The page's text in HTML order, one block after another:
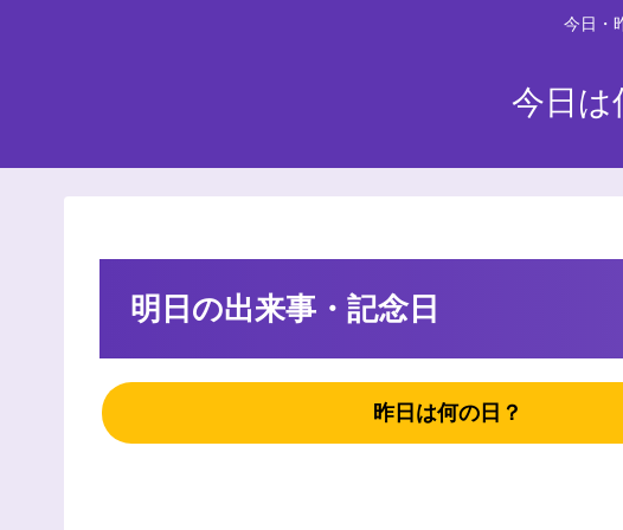
今日・
今日は
明日の出来事・記念日
昨日は何の日？